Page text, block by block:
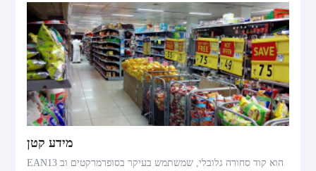
מידע קטן
EAN13 הוא קוד סחורה גלובלי, שמשתמש בעיקר בסופרמרקטים וב